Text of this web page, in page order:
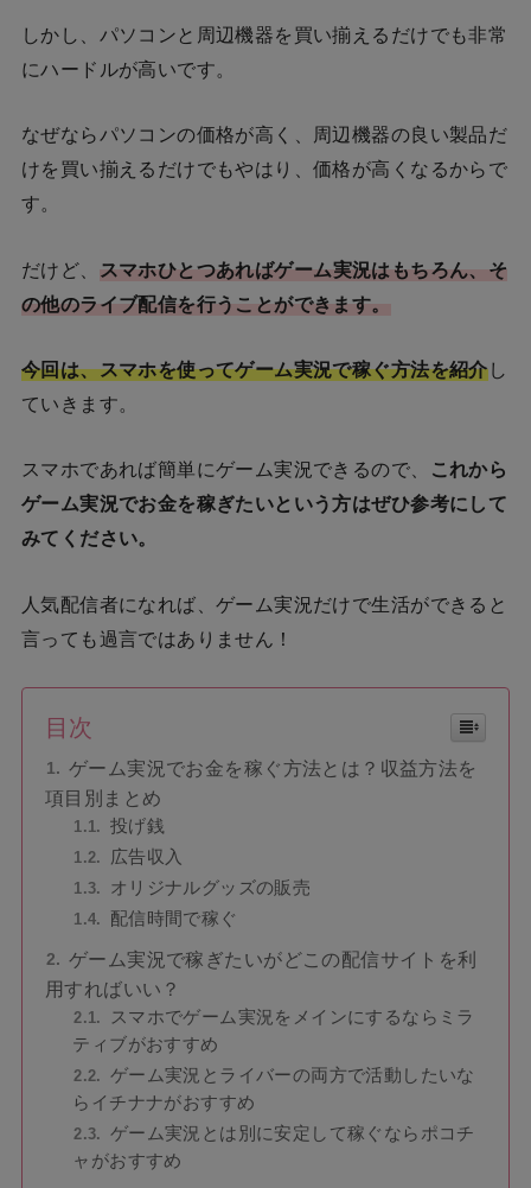
しかし、パソコンと周辺機器を買い揃えるだけでも非常
にハードルが高いです。
なぜならパソコンの価格が高く、周辺機器の良い製品だ
けを買い揃えるだけでもやはり、価格が高くなるからで
す。
だけど、
スマホひとつあればゲーム実況はもちろん、そ
の他のライブ配信を行うことができます。
今回は、スマホを使ってゲーム実況で稼ぐ方法を紹介し
ていきます。
スマホであれば簡単にゲーム実況できるので、
これから
ゲーム実況でお金を稼ぎたいという方はぜひ参考にして
みてください。
人気配信者になれば、ゲーム実況だけで生活ができると
言っても過言ではありません！
目次
ゲーム実況でお金を稼ぐ方法とは？収益方法を
項目別まとめ
投げ銭
広告収入
オリジナルグッズの販売
配信時間で稼ぐ
ゲーム実況で稼ぎたいがどこの配信サイトを利
用すればいい？
スマホでゲーム実況をメインにするならミラ
ティブがおすすめ
ゲーム実況とライバーの両方で活動したいな
らイチナナがおすすめ
ゲーム実況とは別に安定して稼ぐならポコチ
ャがおすすめ